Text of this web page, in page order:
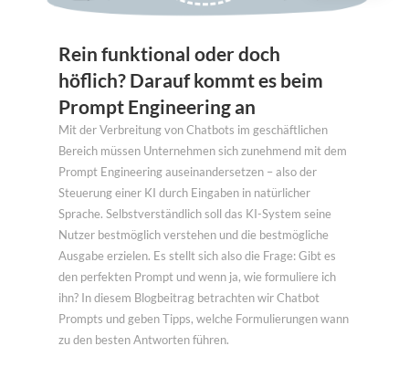
Rein funktional oder doch
höflich? Darauf kommt es beim
Prompt Engineering an
Mit der Verbreitung von Chatbots im geschäftlichen
Bereich müssen Unternehmen sich zunehmend mit dem
Prompt Engineering auseinandersetzen – also der
Steuerung einer KI durch Eingaben in natürlicher
Sprache. Selbstverständlich soll das KI-System seine
Nutzer bestmöglich verstehen und die bestmögliche
Ausgabe erzielen. Es stellt sich also die Frage: Gibt es
den perfekten Prompt und wenn ja, wie formuliere ich
ihn? In diesem Blogbeitrag betrachten wir Chatbot
Prompts und geben Tipps, welche Formulierungen wann
zu den besten Antworten führen.